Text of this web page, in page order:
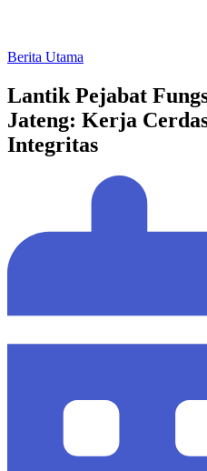
Berita Utama
Lantik Pejabat
Jateng: Kerja
Integritas